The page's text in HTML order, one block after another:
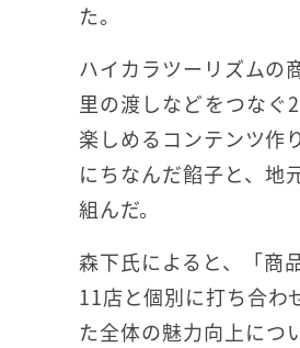
た。
ハイカラツーリズムの
里の渡しなどをつなぐ
楽しめるコンテンツ作
にちなんだ餡子と、地
組んだ。
森下氏によると、「商
11店と個別に打ち合わ
た全体の魅力向上につ